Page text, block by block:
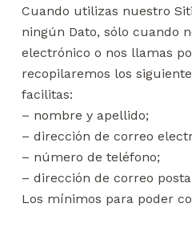
Cuando utilizas nuestro
ningún Dato, sólo cuando
electrónico o nos llamas
recopilaremos los
facilitas:
– nombre y apellido;
– dirección de correo
– número de teléfono;
– dirección de correo
Los mínimos para poder